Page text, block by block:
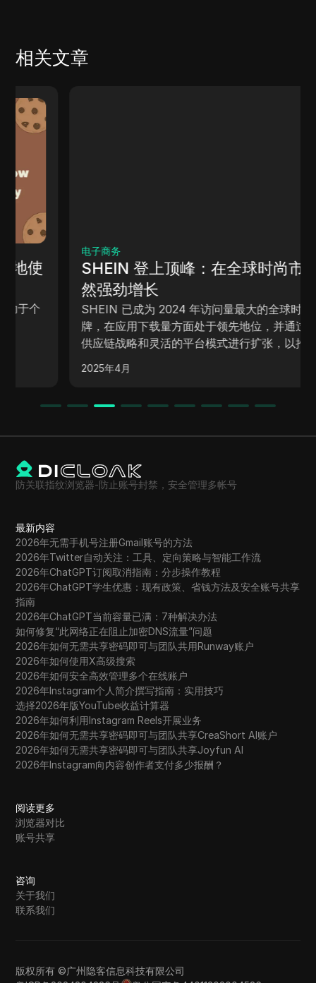
相关文章
SHEIN 登上顶峰：在全球时尚市场依
然强劲增长
SHEIN 已成为 2024 年访问量最大的全球时尚品
牌，在应用下载量方面处于领先地位，并通过创新的
供应链战略和灵活的平台模式进行扩张，以推动国际
防关联指纹浏览器-防止账号封禁，安全管理多帐号
最新内容
2026年无需手机号注册Gmail账号的方法
2026年Twitter自动关注：工具、定向策略与智能工作流
2026年ChatGPT订阅取消指南：分步操作教程
2026年ChatGPT学生优惠：现有政策、省钱方法及安全账号共享
指南
2026年ChatGPT当前容量已满：7种解决办法
如何修复“此网络正在阻止加密DNS流量”问题
2026年如何无需共享密码即可与团队共用Runway账户
2026年如何使用X高级搜索
2026年如何安全高效管理多个在线账户
2026年Instagram个人简介撰写指南：实用技巧
选择2026年版YouTube收益计算器
2026年如何利用Instagram Reels开展业务
2026年如何无需共享密码即可与团队共享CreaShort AI账户
2026年如何无需共享密码即可与团队共享Joyfun AI
2026年Instagram向内容创作者支付多少报酬？
阅读更多
浏览器对比
账号共享
咨询
关于我们
联系我们
版权所有 ©广州隐客信息科技有限公司